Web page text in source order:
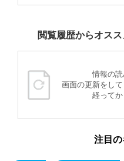
閲覧履歴からオス
情報の読
画面の更新をし
経ってか
注目